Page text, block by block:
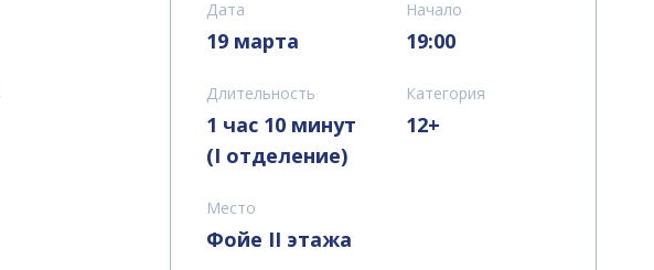
Дата
19 марта
Начало
19:00
Длительность
1 час 10 минут
(I отделение)
Категория
12+
Место
Фойе II этажа